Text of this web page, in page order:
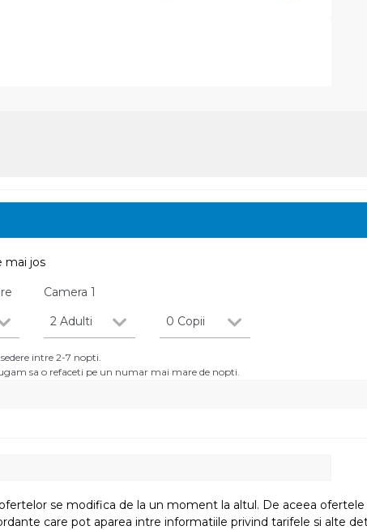
mai jos
Camera1
2 Adulti
0 Copii
intre 2-7 nopti.
sa o refaceti pe un numar mai mare de nopti.
se modifica de la un moment la altul. De aceea
care pot aparea intre informatiile privind tarifele si alte